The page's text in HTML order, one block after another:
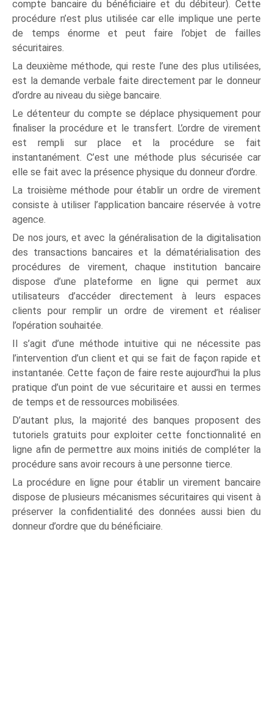
compte bancaire du bénéficiaire et du débiteur). Cette
procédure n’est plus utilisée car elle implique une perte
de temps énorme et peut faire l’objet de failles
sécuritaires.
La deuxième méthode, qui reste l’une des plus utilisées,
est la demande verbale faite directement par le donneur
d’ordre au niveau du siège bancaire.
Le détenteur du compte se déplace physiquement pour
finaliser la procédure et le transfert. L’ordre de virement
est rempli sur place et la procédure se fait
instantanément. C’est une méthode plus sécurisée car
elle se fait avec la présence physique du donneur d’ordre.
La troisième méthode pour établir un ordre de virement
consiste à utiliser l’application bancaire réservée à votre
agence.
De nos jours, et avec la généralisation de la digitalisation
des transactions bancaires et la dématérialisation des
procédures de virement, chaque institution bancaire
dispose d’une plateforme en ligne qui permet aux
utilisateurs d’accéder directement à leurs espaces
clients pour remplir un ordre de virement et réaliser
l’opération souhaitée.
Il s’agit d’une méthode intuitive qui ne nécessite pas
l’intervention d’un client et qui se fait de façon rapide et
instantanée. Cette façon de faire reste aujourd’hui la plus
pratique d’un point de vue sécuritaire et aussi en termes
de temps et de ressources mobilisées.
D’autant plus, la majorité des banques proposent des
tutoriels gratuits pour exploiter cette fonctionnalité en
ligne afin de permettre aux moins initiés de compléter la
procédure sans avoir recours à une personne tierce.
La procédure en ligne pour établir un virement bancaire
dispose de plusieurs mécanismes sécuritaires qui visent à
préserver la confidentialité des données aussi bien du
donneur d’ordre que du bénéficiaire.